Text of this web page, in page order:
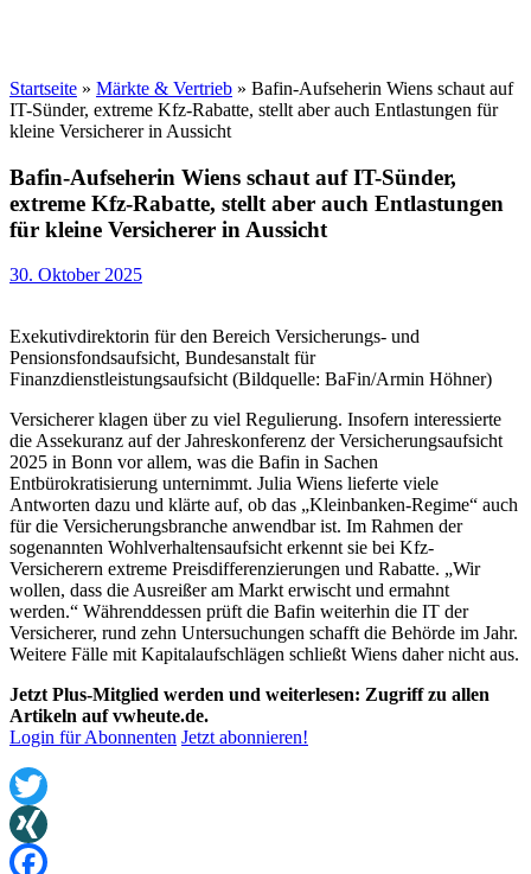
Startseite » Märkte & Vertrieb » Bafin-Aufseherin Wiens schaut auf
IT-Sünder, extreme Kfz-Rabatte, stellt aber auch Entlastungen für
kleine Versicherer in Aussicht
Bafin-Aufseherin Wiens schaut auf IT-Sünder,
extreme Kfz-Rabatte, stellt aber auch Entlastungen
für kleine Versicherer in Aussicht
30. Oktober 2025
Exekutivdirektorin für den Bereich Versicherungs- und
Pensionsfondsaufsicht, Bundesanstalt für
Finanzdienstleistungsaufsicht (Bildquelle: BaFin/Armin Höhner)
Versicherer klagen über zu viel Regulierung. Insofern interessierte
die Assekuranz auf der Jahreskonferenz der Versicherungsaufsicht
2025 in Bonn vor allem, was die Bafin in Sachen
Entbürokratisierung unternimmt. Julia Wiens lieferte viele
Antworten dazu und klärte auf, ob das „Kleinbanken-Regime“ auch
für die Versicherungsbranche anwendbar ist. Im Rahmen der
sogenannten Wohlverhaltensaufsicht erkennt sie bei Kfz-
Versicherern extreme Preisdifferenzierungen und Rabatte. „Wir
wollen, dass die Ausreißer am Markt erwischt und ermahnt
werden.“ Währenddessen prüft die Bafin weiterhin die IT der
Versicherer, rund zehn Untersuchungen schafft die Behörde im Jahr.
Weitere Fälle mit Kapitalaufschlägen schließt Wiens daher nicht aus.
Jetzt Plus-Mitglied werden und weiterlesen: Zugriff zu allen
Artikeln auf vwheute.de.
Login für Abonnenten Jetzt abonnieren!
Twitter
XING